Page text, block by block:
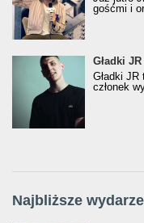
gośćmi i
Gładki JR -Gładki
Gładki
członek
Najbliższe